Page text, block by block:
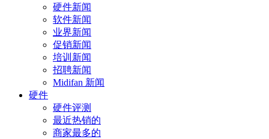
硬件新闻
软件新闻
业界新闻
促销新闻
培训新闻
招聘新闻
Midifan 新闻
硬件
硬件评测
最近热销的
商家最多的